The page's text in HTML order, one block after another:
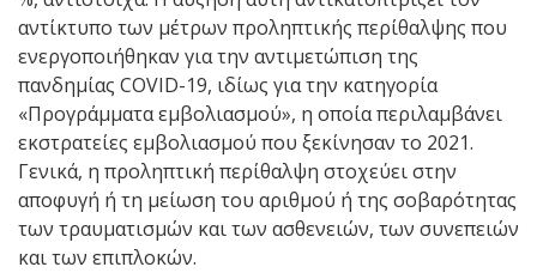
αντίκτυπο των μέτρων προληπτικής περίθαλψης που
ενεργοποιήθηκαν για την αντιμετώπιση της
πανδημίας COVID-19, ιδίως για την κατηγορία
«Προγράμματα εμβολιασμού», η οποία περιλαμβάνει
εκστρατείες εμβολιασμού που ξεκίνησαν το 2021.
Γενικά, η προληπτική περίθαλψη στοχεύει στην
αποφυγή ή τη μείωση του αριθμού ή της σοβαρότητας
των τραυματισμών και των ασθενειών, των συνεπειών
και των επιπλοκών.